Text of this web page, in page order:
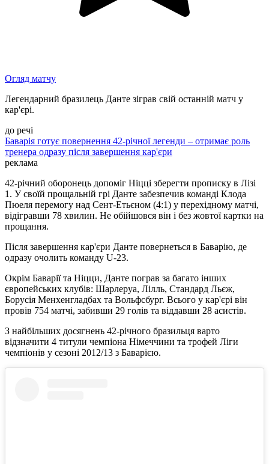
Огляд матчу
Легендарний бразилець Данте зіграв свій останній матч у
кар'єрі.
до речі
Баварія готує повернення 42-річної легенди – отримає роль
тренера одразу після завершення кар'єри
реклама
42-річний оборонець допоміг Ніцці зберегти прописку в Лізі
1. У своїй прощальній грі Данте забезпечив команді Клода
Пюеля перемогу над Сент-Етьєном (4:1) у перехідному матчі,
відігравши 78 хвилин. Не обійшовся він і без жовтої картки на
прощання.
Після завершення кар'єри Данте повернеться в Баварію, де
одразу очолить команду U-23.
Окрім Баварії та Ніцци, Данте пограв за багато інших
європейських клубів: Шарлеруа, Лілль, Стандард Льєж,
Борусія Менхенгладбах та Вольфсбург. Всього у кар'єрі він
провів 754 матчі, забивши 29 голів та віддавши 28 асистів.
З найбільших досягнень 42-річного бразильця варто
відзначити 4 титули чемпіона Німеччини та трофей Ліги
чемпіонів у сезоні 2012/13 з Баварією.